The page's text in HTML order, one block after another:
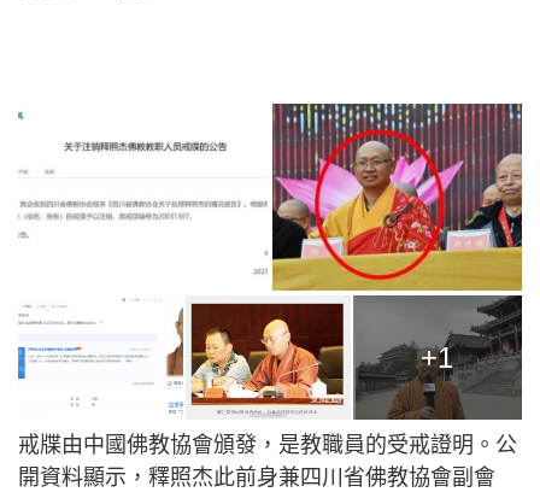
+1
戒牒由中國佛教協會頒發，是教職員的受戒證明。公
開資料顯示，釋照杰此前身兼四川省佛教協會副會